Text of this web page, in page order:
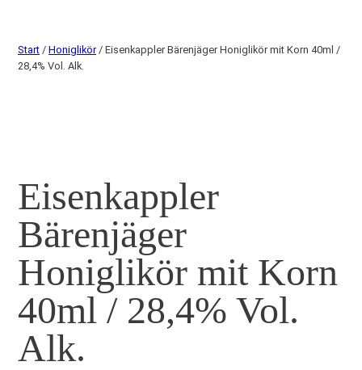
Start / Honiglikör/ Eisenkappler Bärenjäger Honiglikör mit Korn 40ml /
28,4% Vol. Alk.
Eisenkappler
Bärenjäger
Honiglikör mit Korn
40ml / 28,4% Vol.
Alk.